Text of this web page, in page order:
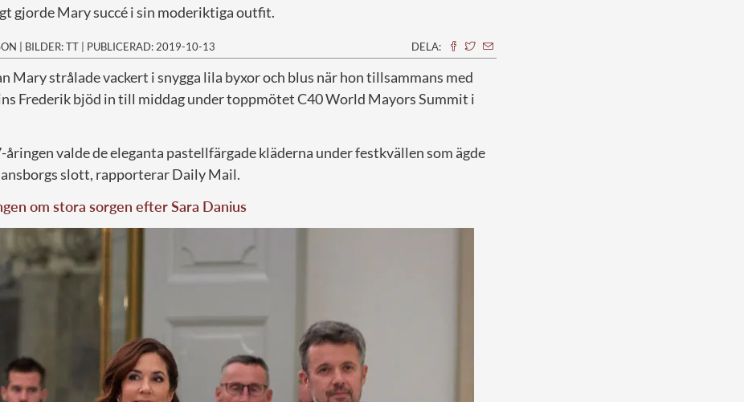
gjorde Mary succé i sin moderiktiga outfit.
| BILDER: TT | PUBLICERAD: 2019-10-13 DELA:
Mary strålade vackert i snygga lila byxor och blus när hon tillsammans med
Frederik bjöd in till middag under toppmötet C40 World Mayors Summit i
åringen valde de eleganta pastellfärgade kläderna under festkvällen som ägde
slott, rapporterar Daily Mail.
om stora sorgen efter Sara Danius